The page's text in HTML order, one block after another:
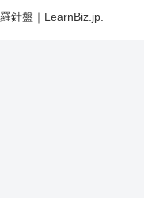
針盤｜LearnBiz.jp.